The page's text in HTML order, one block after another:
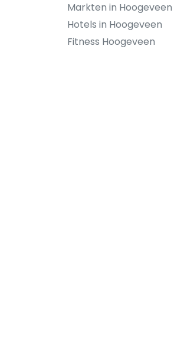
Markten in Hoogeveen
Hotels in Hoogeveen
Fitness Hoogeveen